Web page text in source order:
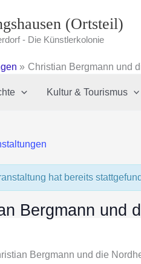
(Ortsteil)
- Die Künstlerkolonie
Christian Bergmann und
Kultur & Tourismus
hat bereits
Bergmann und